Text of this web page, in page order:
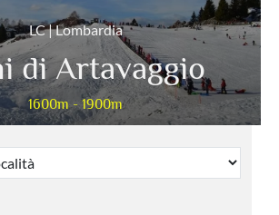
LC | Lombardia
di Artavaggio
1600m - 1900m